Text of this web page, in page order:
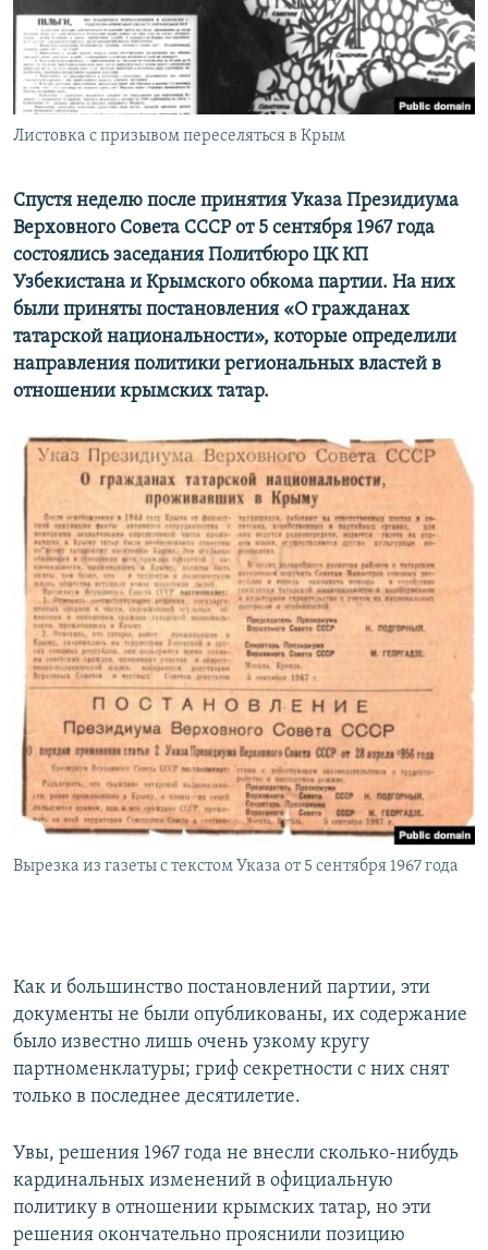
ПОБЕДИТЕЛЕЙ НЕ СУДЯТ?
КРЫМ.НЕПОКОРЕННЫЙ
ELIFBE
УКРАИНСКАЯ ПРОБЛЕМА КРЫМА
ПРИСОЕДИНЯЙТЕСЬ!
Листовка с призывом переселяться в Крым
Спустя неделю после принятия Указа Президиума
Верховного Совета СССР от 5 сентября 1967 года
состоялись заседания Политбюро ЦК КП
Узбекистана и Крымского обкома партии. На них
были приняты постановления «О гражданах
татарской национальности», которые определили
направления политики региональных властей в
отношении крымских татар.
Вырезка из газеты с текстом Указа от 5 сентября 1967 года
Как и большинство постановлений партии, эти
документы не были опубликованы, их содержание
было известно лишь очень узкому кругу
партноменклатуры; гриф секретности с них снят
только в последнее десятилетие.
Увы, решения 1967 года не внесли сколько-нибудь
кардинальных изменений в официальную
политику в отношении крымских татар, но эти
решения окончательно прояснили позицию